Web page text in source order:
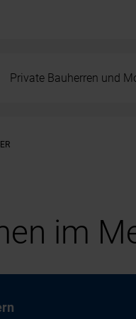
Private Bauherren und
im